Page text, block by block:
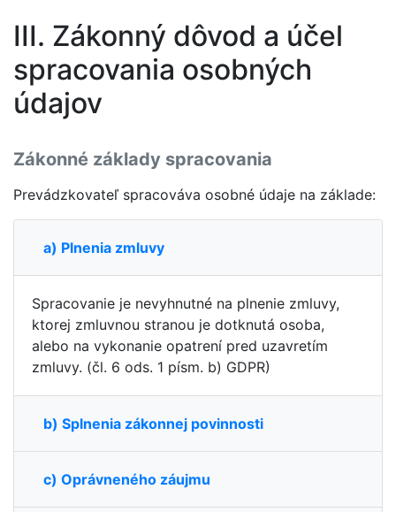
III. Zákonný dôvod a účel
spracovania osobných
údajov
Zákonné základy spracovania
Prevádzkovateľ spracováva osobné údaje na základe:
a) Plnenia zmluvy
Spracovanie je nevyhnutné na plnenie zmluvy,
ktorej zmluvnou stranou je dotknutá osoba,
alebo na vykonanie opatrení pred uzavretím
zmluvy. (čl. 6 ods. 1 písm. b) GDPR)
b) Splnenia zákonnej povinnosti
c) Oprávneného záujmu